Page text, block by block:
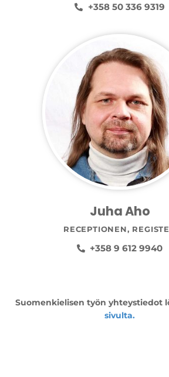
+358 50 336 9319
Juha Aho
RECEPTIONEN,
+358 9 612 9940
Suomenkielisen työn yhteystiedot
sivulta.